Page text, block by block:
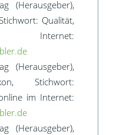
(Herausgeber),
Qualität,
(Herausgeber),
Stichwort:
im Internet:
(Herausgeber),